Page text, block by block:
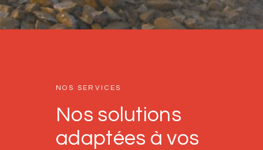
NOS SERVICES
Nos solutions
adaptées à vos